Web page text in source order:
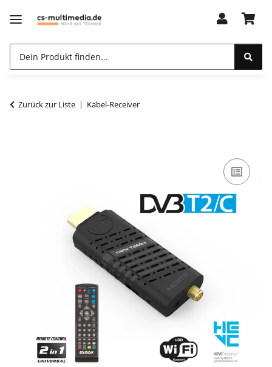
Zurück zur Liste Kabel-Receiver